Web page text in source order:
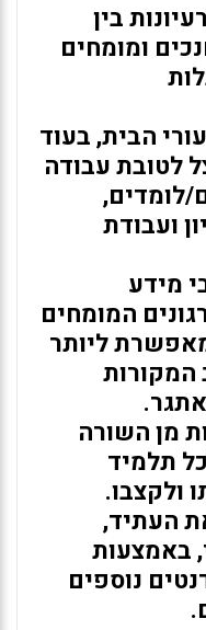
בין
ומומחים
הבית, בעוד
לטובת עבודה
לומדים,
ועבודת
מידע
המומחים
ליותר
המקורות
מן השורה
תלמיד
ולקצבו.
העתיד,
באמצעות
נוספים